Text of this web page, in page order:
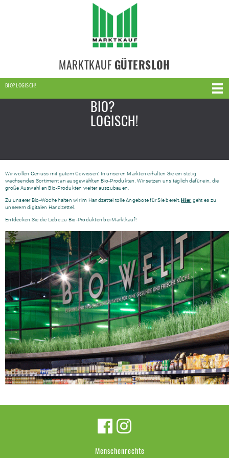
MARKTKAUF GÜTERSLOH
BIO? LOGISCH!
BIO?
LOGISCH!
Wir wollen Genuss mit gutem Gewissen: In unseren Märkten erhalten Sie ein stetig
wachsendes Sortiment an ausgewählten Bio-Produkten. Wir setzen uns täglich dafür ein, die
große Auswahl an Bio-Produkten weiter auszubauen.
Zu unserer Bio-Woche halten wir im Handzettel tolle Angebote für Sie bereit.Hier geht es zu
unserem digitalen Handzettel.
Entdecken Sie die Liebe zu Bio-Produkten bei Marktkauf!
Menschenrechte